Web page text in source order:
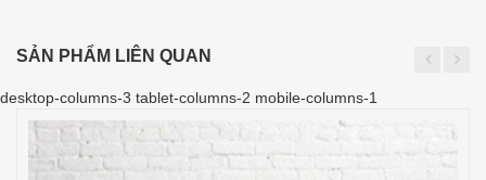
SẢN PHẨM LIÊN QUAN
desktop-columns-3 tablet-columns-2 mobile-columns-1